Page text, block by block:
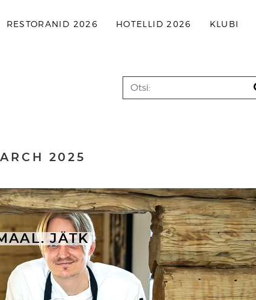
RESTORANID 2026 HOTELLID 2026 KLUBI
Search
2025
JÄTK